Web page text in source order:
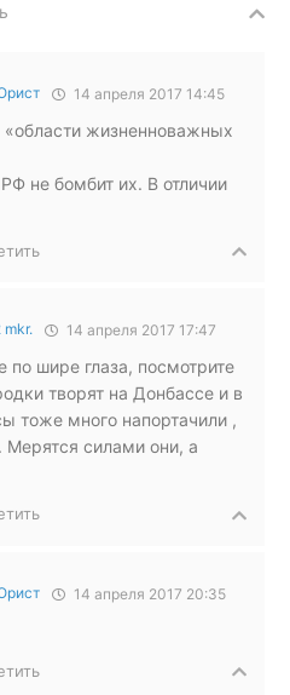
14 апреля 2017 14:45
жизненноважных
не бомбит их. В отличии
mkr. 14 апреля 2017 17:47
шире глаза, посмотрите
творят на Донбассе и в
тоже много напортачили ,
Мерятся силами они, а
14 апреля 2017 20:35